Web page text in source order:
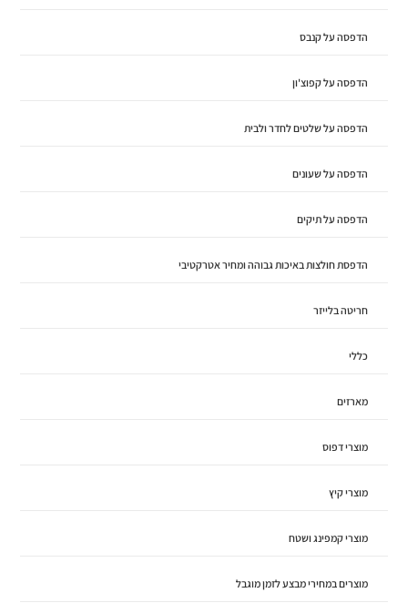
הדפסה על קנבס
הדפסה על קפוצ'ון
הדפסה על שלטים לחדר ולבית
הדפסה על שעונים
הדפסה על תיקים
הדפסת חולצות באיכות גבוהה ומחיר אטרקטיבי
חריטה בלייזר
כללי
מארזים
מוצרי דפוס
מוצרי קיץ
מוצרי קמפינג ושטח
מוצרים במחירי מבצע לזמן מוגבל